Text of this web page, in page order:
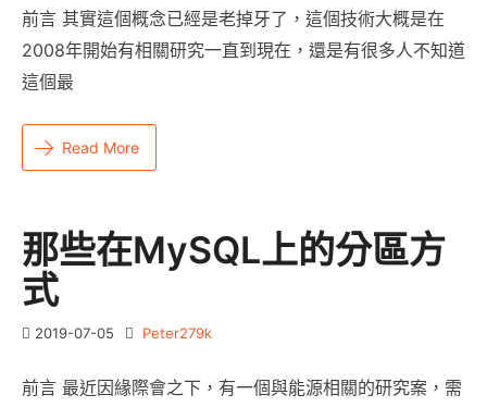
前言 其實這個概念已經是老掉牙了，這個技術大概是在
2008年開始有相關研究一直到現在，還是有很多人不知道
這個最
Read More
那些在MySQL上的分區方
式
2019-07-05 Peter279k
前言 最近因緣際會之下，有一個與能源相關的研究案，需